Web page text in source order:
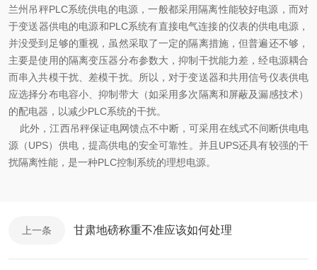
兰州吊秤PLC系统供电的电源，一般都采用隔离性能较好电源，而对
于变送器供电的电源和PLC系统有直接电气连接的仪表的供电电源，
并没受到足够的重视，虽然采取了一定的隔离措施，但普遍还不够，
主要是使用的隔离变压器分布参数大，抑制干扰能力差，经电源耦合
而串入共模干扰、差模干扰。所以，对于变送器和共用信号仪表供电
应选择分布电容小、抑制带大（如采用多次隔离和屏蔽及漏感技术）
的配电器，以减少PLC系统的干扰。
此外，江西吊秤保证电网馈点不中断，可采用在线式不间断供电电
源（UPS）供电，提高供电的安全可靠性。并且UPS还具有较强的干
扰隔离性能，是一种PLC控制系统的理想电源。
上一条 甘肃地磅称重不准应该如何处理